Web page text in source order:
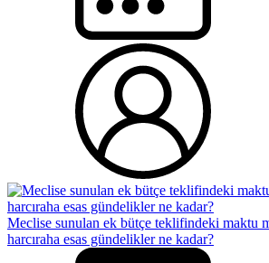
Meclise sunulan ek bütçe teklifindeki maktu
harcıraha esas gündelikler ne kadar?